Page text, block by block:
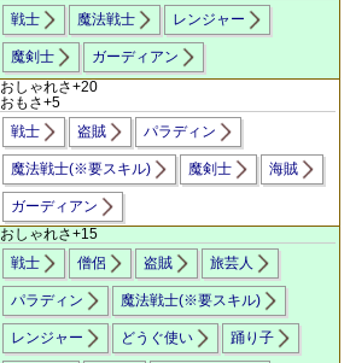
戦士
魔法戦士 レンジャー
魔剣士 ガーディアン
おしゃれさ+20
おもさ+5
戦士
盗賊 パラディン
魔法戦士(※要スキル) 魔剣士 海賊
ガーディアン
おしゃれさ+15
戦士
僧侶 盗賊 旅芸人
パラディン 魔法戦士(※要スキル)
レンジャー どうぐ使い 踊り子